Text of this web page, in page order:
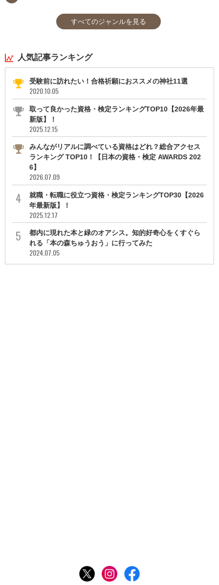
すべてのジャンルを見る
人気記事ランキング
受験前に訪れたい！合格祈願におススメの神社11選
2020.10.05
取って良かった資格・検定ランキングTOP10【2026年最
新版】！
2025.12.15
みんながリアルに調べている資格はどれ？総合アクセス
ランキング TOP10！【日本の資格・検定 AWARDS 202
6】
2026.07.09
就職・転職に役立つ資格・検定ランキングTOP30【2026
年最新版】！
2025.12.17
都内に現れた本と緑のオアシス。知的好奇心をくすぐら
れる「本の森ちゅうおう」に行ってみた
2024.07.05